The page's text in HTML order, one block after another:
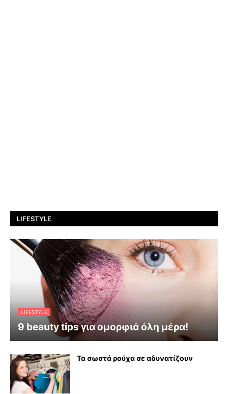
LIFESTYLE
LIFESTYLE
9 beauty tips για ομορφιά όλη μέρα!
Τα σωστά ρούχα σε αδυνατίζουν